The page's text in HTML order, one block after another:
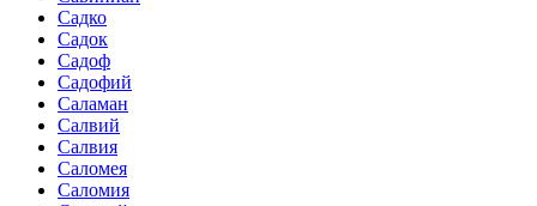
Садко
Садок
Садоф
Садофий
Саламан
Салвий
Салвия
Саломея
Саломия